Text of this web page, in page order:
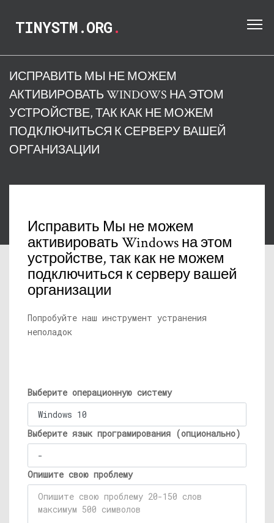
TINYSTM.ORG.
ИСПРАВИТЬ МЫ НЕ МОЖЕМ
АКТИВИРОВАТЬ WINDOWS НА ЭТОМ
УСТРОЙСТВЕ, ТАК КАК НЕ МОЖЕМ
ПОДКЛЮЧИТЬСЯ К СЕРВЕРУ ВАШЕЙ
ОРГАНИЗАЦИИ
Исправить Мы не можем
активировать Windows на этом
устройстве, так как не можем
подключиться к серверу вашей
организации
Попробуйте наш инструмент устранения
неполадок
Выберите операционную систему
Выберите язык програмирования (опционально)
Опишите свою проблему